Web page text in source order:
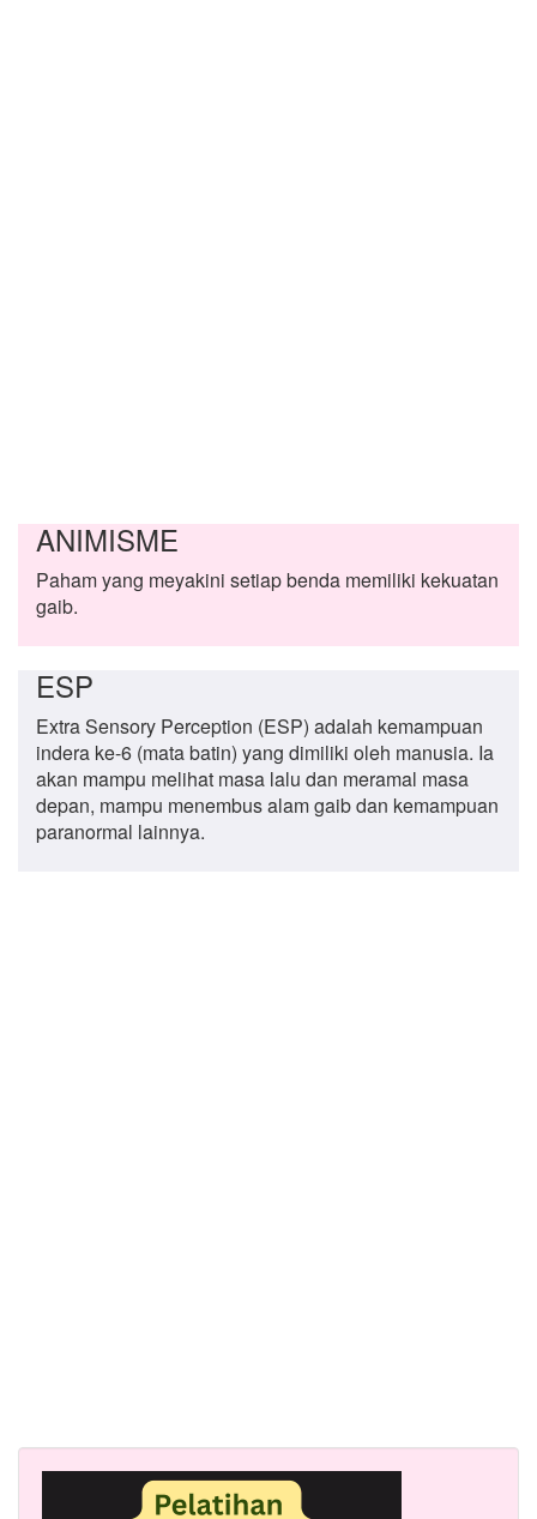
ANIMISME
Paham yang meyakini setiap benda memiliki kekuatan
gaib.
ESP
Extra Sensory Perception (ESP) adalah kemampuan
indera ke-6 (mata batin) yang dimiliki oleh manusia. Ia
akan mampu melihat masa lalu dan meramal masa
depan, mampu menembus alam gaib dan kemampuan
paranormal lainnya.